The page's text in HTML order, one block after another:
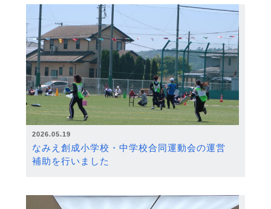
2026.05.19
なみえ創成小学校・中学校合同運動会の運営
補助を行いました